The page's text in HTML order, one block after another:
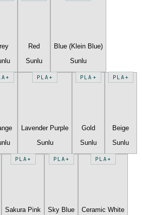
Red
Sunlu
Blue (Klein Blue)
Sunlu
PLA+
Lavender Purple
Sunlu
PLA+
Gold
Sunlu
PLA+
Beige
Sunlu
PLA+
Sakura Pink
PLA+
Sky Blue
PLA+
Ceramic White